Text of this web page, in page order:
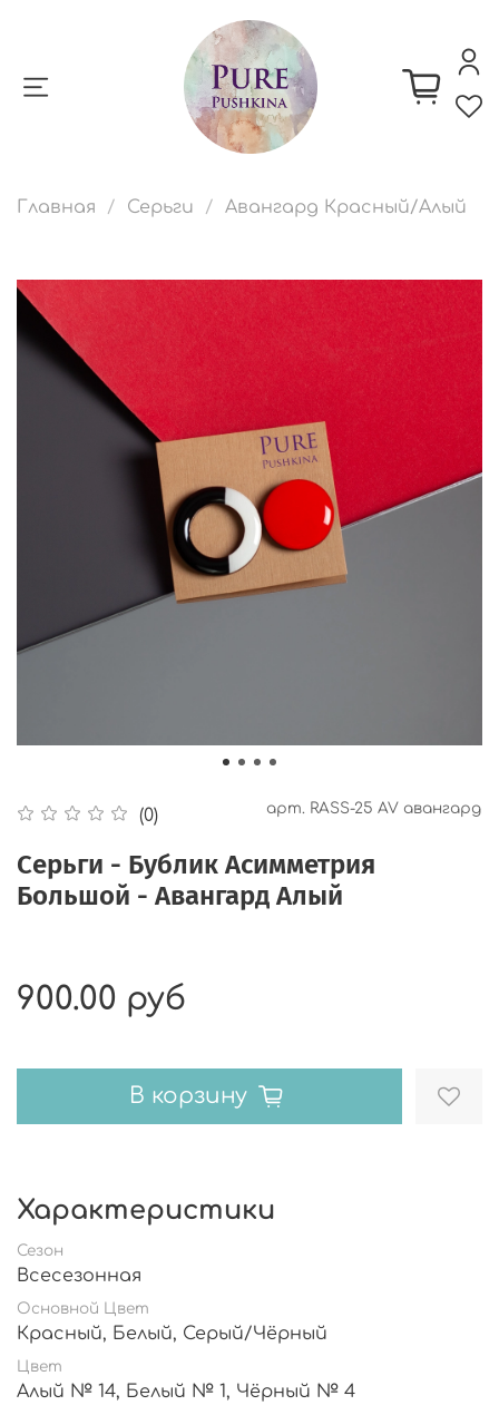
Главная Серьги Авангард Красный/Алый
(0) арт. RASS-25 AV авангард
Серьги - Бублик Асимметрия
Большой - Авангард Алый
900.00 руб
В корзину
Характеристики
Сезон
Всесезонная
Основной Цвет
Красный, Белый, Серый/Чёрный
Цвет
Алый № 14, Белый № 1, Чёрный № 4